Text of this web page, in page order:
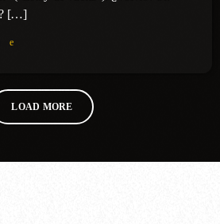
[…]
LOAD MORE